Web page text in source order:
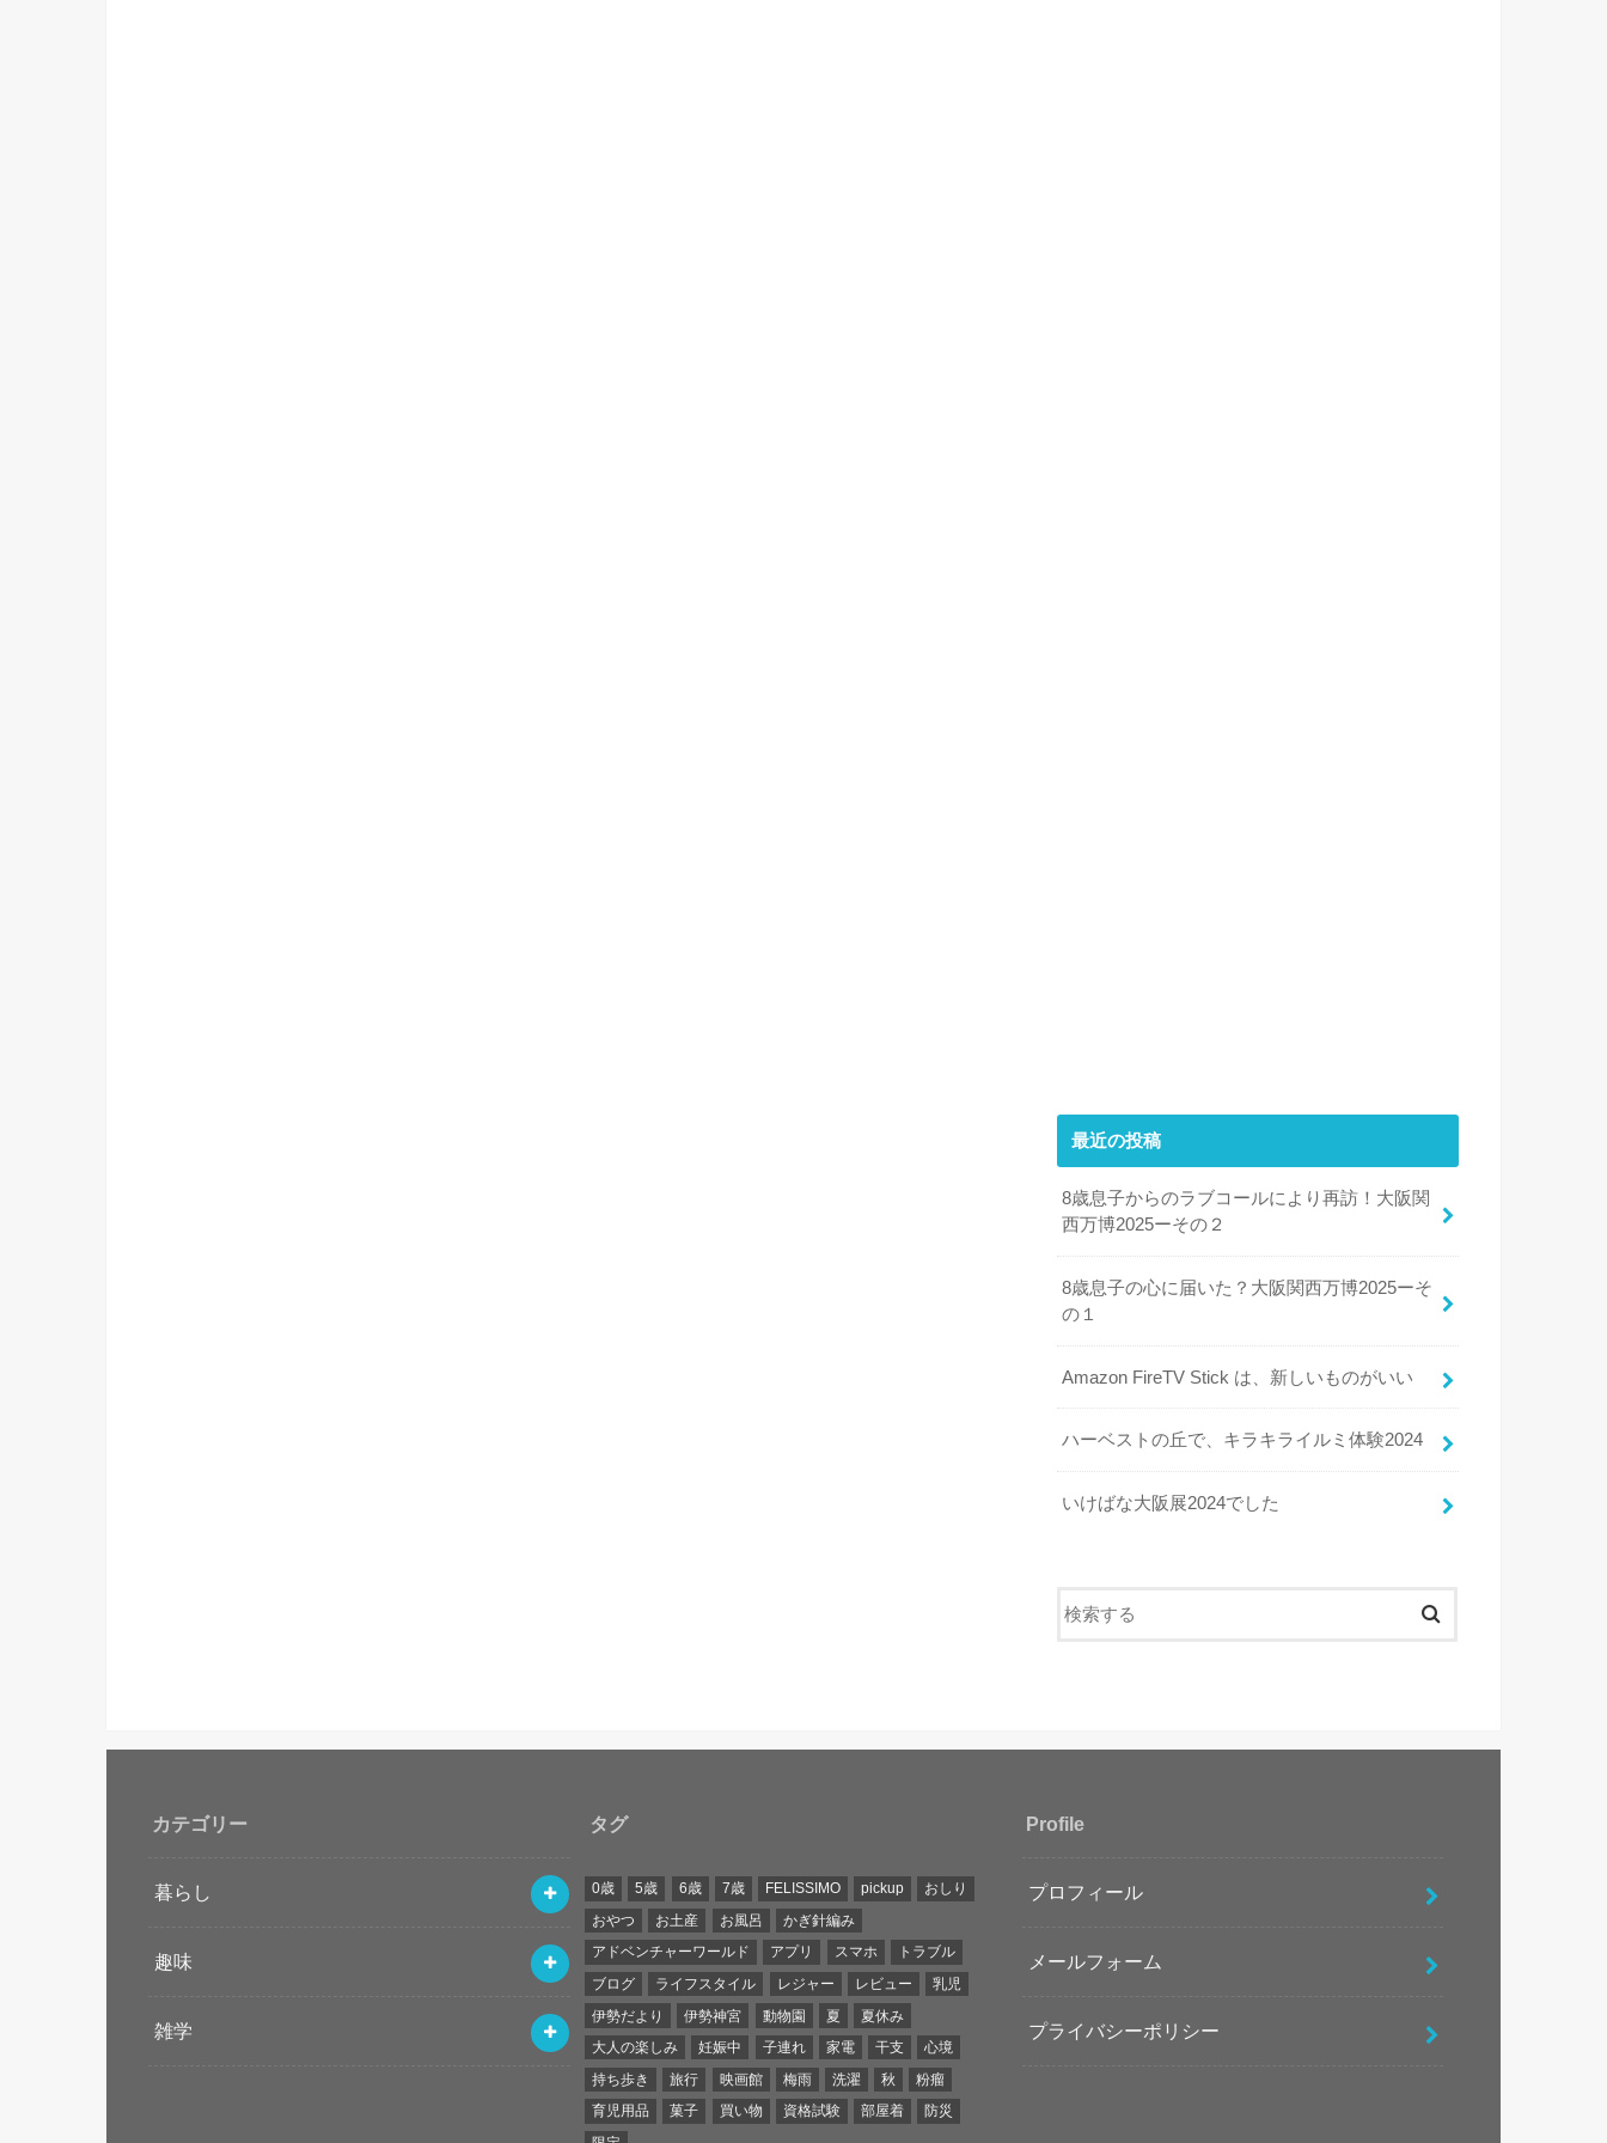
最近の投稿
8歳息子からのラブコールにより再訪！大阪関
西万博2025ーその２
8歳息子の心に届いた？大阪関西万博2025ーそ
の１
Amazon FireTV Stick は、新しいものがいい
ハーベストの丘で、キラキライルミ体験2024
いけばな大阪展2024でした
カテゴリー
暮らし
趣味
雑学
タグ
0歳 5歳 6歳 7歳 FELISSIMO pickup
おしり
おやつ
お土産 お風呂
かぎ針編み
アドベンチャーワールド
アプリ スマホ
トラブル
ブログ
ライフスタイル レジャー レビュー
乳児
伊勢だより
伊勢神宮 動物園 夏
夏休み
大人の楽しみ
妊娠中 子連れ 家電 干支
心境
持ち歩き
旅行 映画館 梅雨 洗濯 秋
粉瘤
育児用品
菓子 買い物 資格試験 部屋着
防災
Profile
プロフィール
メールフォーム
プライバシーポリシー